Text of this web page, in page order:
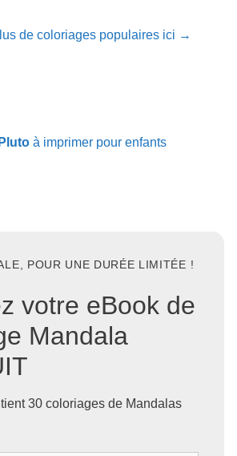
de coloriages populaires ici →
Pluto à imprimer pour enfants
POUR UNE DURÉE LIMITÉE !
votre eBook de
Mandala
30 coloriages de Mandalas